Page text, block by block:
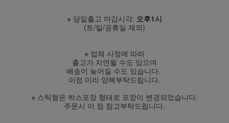
※ 당일출고 마감시각: 오후1시
(토/일/공휴일 제외)
※ 업체 사정에 따라
출고가 지연될 수도 있으며
배송이 늦어질 수도 있습니다.
이점 미리 양해부탁드립니다.
※ 스틱형은 박스포장 형태로 포장이 변경되었습니다.
주문시 이 점 참고부탁드립니다.